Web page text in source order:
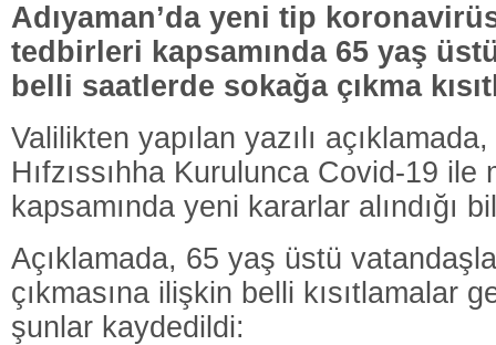
Adıyaman’da yeni tip
tedbirleri kapsamında 65 yaş
belli saatlerde sokağa çıkma
Valilikten yapılan yazılı
Hıfzıssıhha Kurulunca Covid-19 ile
kapsamında yeni kararlar alındığı
Açıklamada, 65 yaş üstü
çıkmasına ilişkin belli kısıtlamalar
şunlar kaydedildi: